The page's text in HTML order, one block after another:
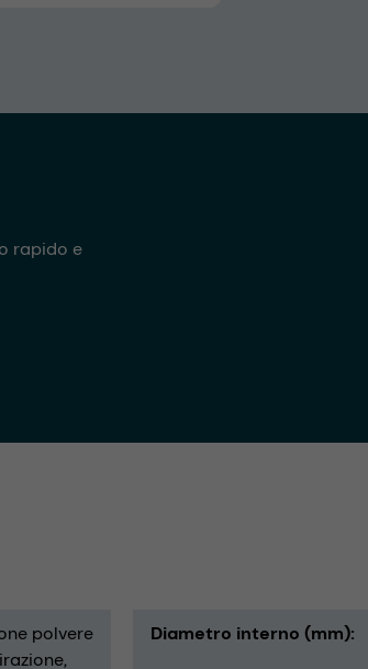
rapido e
polvere
Diametro interno (mm)